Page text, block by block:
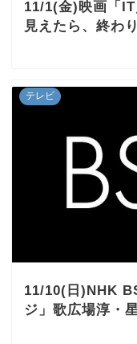
11/1(金)映画「
見えたら、終わ
テレビ
11/10(日)NHK
ジ」歌広場淳・